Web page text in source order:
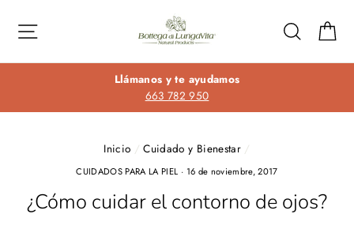
directamente
Buscar
Llámanos y te ayudamos
663 782 950
Inicio / Cuidado y Bienestar /
CUIDADOS PARA LA PIEL · 16 de noviembre, 2017
¿Cómo cuidar el contorno de ojos?